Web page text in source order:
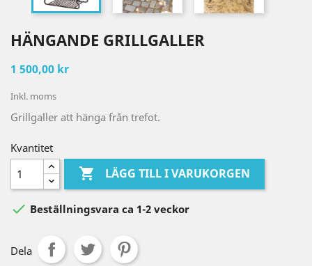
HÄNGANDE GRILLGALLER
1 500,00 kr
Inkl. moms
Grillgaller att hänga från trefot.
Kvantitet
 LÄGG TILL I VARUKORGEN
 Beställningsvara ca 1-2 veckor
Dela